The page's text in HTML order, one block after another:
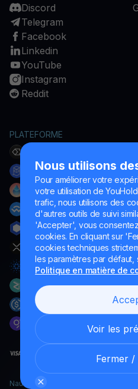
Nous utilisons
Pour améliorer votre
votre utilisation de
trafic, nous utilisons des
d'autres outils de suivi
'Accepter', vous
cookies. En cliquant sur
cookies techniques
les paramètres par défaut,
Politique en matière de
Voir les
Fermer /
Discord
Telegram
Facebook
Linkedin
YouTube
Instagram
Reddit
PLATEFORME
Naumard LTD. – uniquement à des